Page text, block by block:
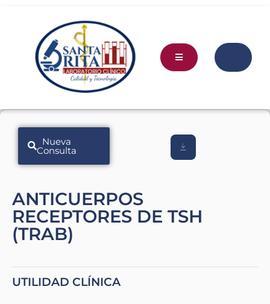
Nueva
Consulta
ANTICUERPOS
RECEPTORES DE TSH
(TRAB)
UTILIDAD CLÍNICA